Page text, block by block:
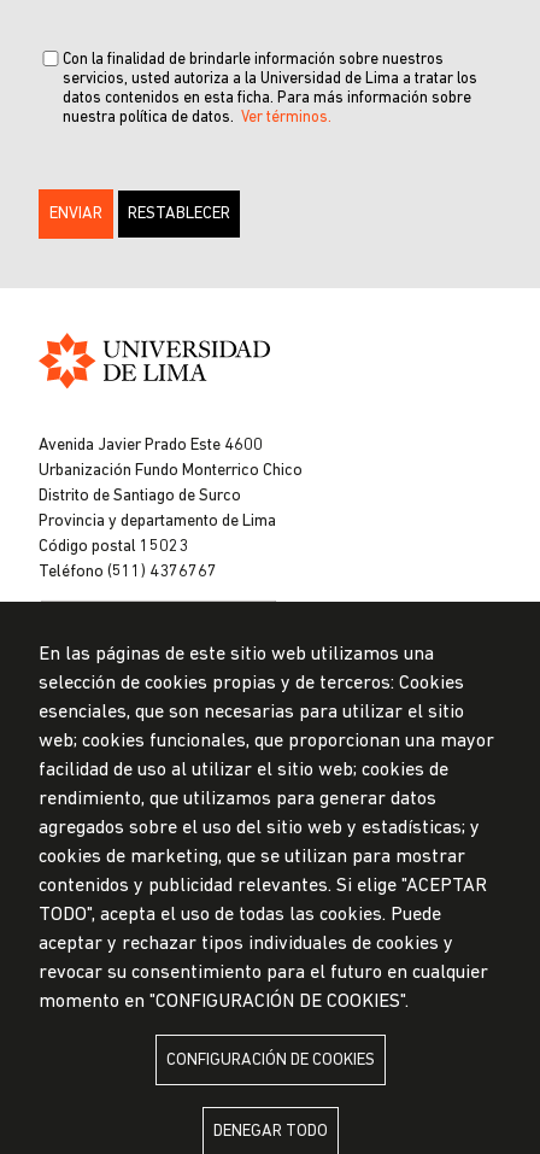
Con la finalidad de brindarle información sobre nuestros
servicios, usted autoriza a la Universidad de Lima a tratar los
datos contenidos en esta ficha. Para más información sobre
nuestra política de datos. Ver términos.
de
Lima
Avenida Javier Prado Este 4600
Urbanización Fundo Monterrico Chico
Distrito de Santiago de Surco
Provincia y departamento de Lima
Código postal 15023
Teléfono (511) 4376767
Privacidad de datos personales
Mesa de partes
© Universidad de Lima, 2024
Todos los derechos reservados
Diseñado por Partners
LA UNIVERSIDAD DE LIMA ES MIEMBRO DE
En las páginas de este sitio web utilizamos una
selección de cookies propias y de terceros: Cookies
esenciales, que son necesarias para utilizar el sitio
web; cookies funcionales, que proporcionan una mayor
facilidad de uso al utilizar el sitio web; cookies de
rendimiento, que utilizamos para generar datos
agregados sobre el uso del sitio web y estadísticas; y
cookies de marketing, que se utilizan para mostrar
contenidos y publicidad relevantes. Si elige "ACEPTAR
TODO", acepta el uso de todas las cookies. Puede
aceptar y rechazar tipos individuales de cookies y
revocar su consentimiento para el futuro en cualquier
momento en "CONFIGURACIÓN DE COOKIES".
CONFIGURACIÓN DE COOKIES
DENEGAR TODO